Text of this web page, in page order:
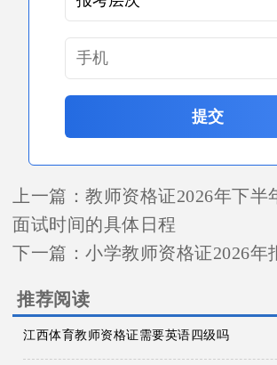
提交
上一篇：教师资格证2026年下半
面试时间的具体日程
下一篇：小学教师资格证2026年
推荐阅读
江西体育教师资格证需要英语四级吗